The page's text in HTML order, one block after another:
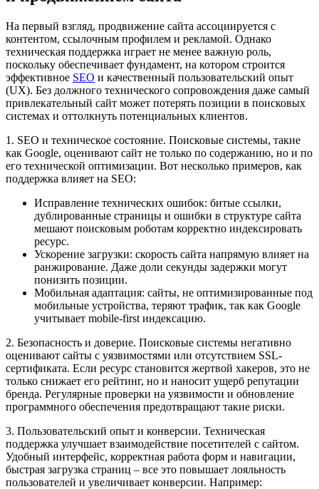
На первый взгляд, продвижение сайта ассоциируется с
контентом, ссылочным профилем и рекламой. Однако
техническая поддержка играет не менее важную роль,
поскольку обеспечивает фундамент, на котором строится
эффективное SEO и качественный пользовательский опыт
(UX). Без должного технического сопровождения даже самый
привлекательный сайт может потерять позиции в поисковых
системах и оттолкнуть потенциальных клиентов.
1. SEO и техническое состояние. Поисковые системы, такие
как Google, оценивают сайт не только по содержанию, но и по
его технической оптимизации. Вот несколько примеров, как
поддержка влияет на SEO:
Исправление технических ошибок: битые ссылки,
дублированные страницы и ошибки в структуре сайта
мешают поисковым роботам корректно индексировать
ресурс.
Ускорение загрузки: скорость сайта напрямую влияет на
ранжирование. Даже доли секунды задержки могут
понизить позиции.
Мобильная адаптация: сайты, не оптимизированные под
мобильные устройства, теряют трафик, так как Google
учитывает mobile-first индексацию.
2. Безопасность и доверие. Поисковые системы негативно
оценивают сайты с уязвимостями или отсутствием SSL-
сертификата. Если ресурс становится жертвой хакеров, это не
только снижает его рейтинг, но и наносит ущерб репутации
бренда. Регулярные проверки на уязвимости и обновление
программного обеспечения предотвращают такие риски.
3. Пользовательский опыт и конверсии. Техническая
поддержка улучшает взаимодействие посетителей с сайтом.
Удобный интерфейс, корректная работа форм и навигации,
быстрая загрузка страниц – все это повышает лояльность
пользователей и увеличивает конверсии. Например: